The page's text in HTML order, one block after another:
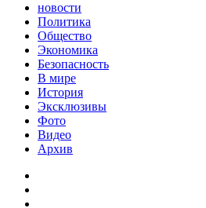
новости
Политика
Общество
Экономика
Безопасность
В мире
История
Эксклюзивы
Фото
Видео
Архив